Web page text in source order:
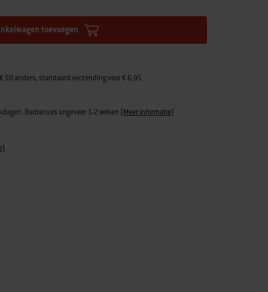
toevoegen
50 anders, standaard verzending voor € 6,95
Barbecues ongeveer 1-2 weken (Meer informatie)